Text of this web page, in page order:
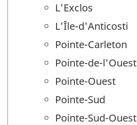
L'Exclos
L'Île-d'Anticosti
Pointe-Carleton
Pointe-de-l'Ouest
Pointe-Ouest
Pointe-Sud
Pointe-Sud-Ouest